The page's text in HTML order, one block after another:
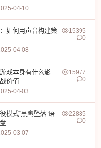
04-10
如何用声音构建策
04-08
15395
0
戏本身有什么影
价值
04-03
15977
0
模式“黑鹰坠落”语
03-07
22885
0